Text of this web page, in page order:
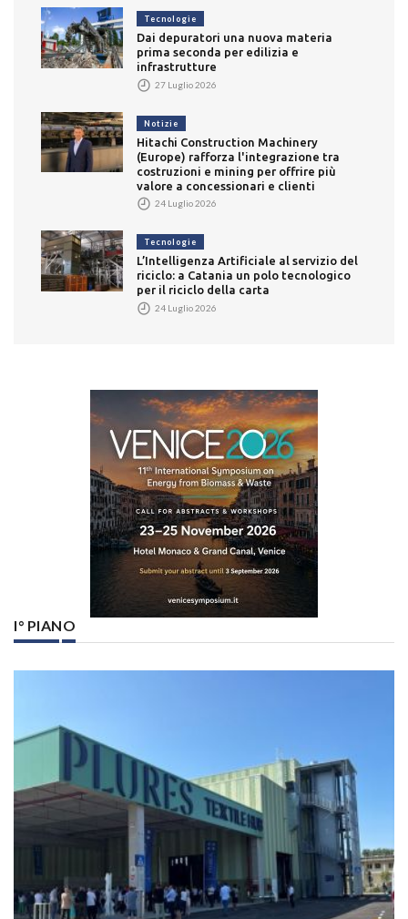
Tecnologie
Dai depuratori una nuova materia
prima seconda per edilizia e
infrastrutture
27 Luglio 2026
Notizie
Hitachi Construction Machinery
(Europe) rafforza l'integrazione tra
costruzioni e mining per offrire più
valore a concessionari e clienti
24 Luglio 2026
Tecnologie
L’Intelligenza Artificiale al servizio del
riciclo: a Catania un polo tecnologico
per il riciclo della carta
24 Luglio 2026
I° PIANO